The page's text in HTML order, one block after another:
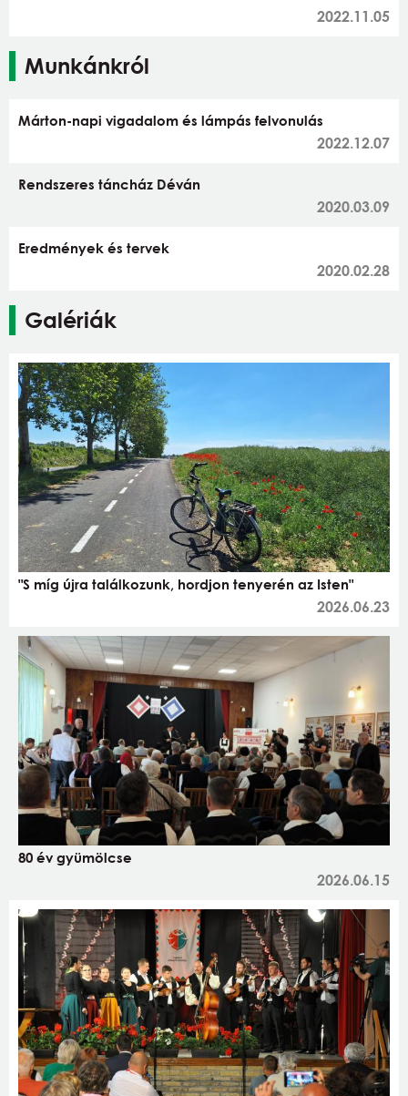
2022.11.05
Munkánkról
Márton-napi vigadalom és lámpás felvonulás
2022.12.07
Rendszeres táncház Déván
2020.03.09
Eredmények és tervek
2020.02.28
Galériák
"S míg újra találkozunk, hordjon tenyerén az Isten"
2026.06.23
80 év gyümölcse
2026.06.15